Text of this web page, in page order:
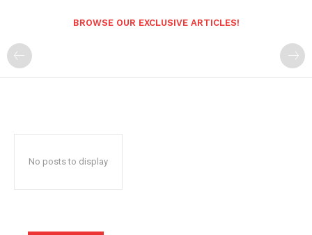
BROWSE OUR EXCLUSIVE ARTICLES!
No posts to display